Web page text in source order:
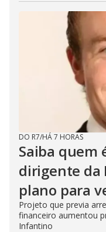
DO R7/HÁ 7 HORAS
Saiba quem
dirigente da
plano para
Projeto que previa
financeiro aumentou
Infantino